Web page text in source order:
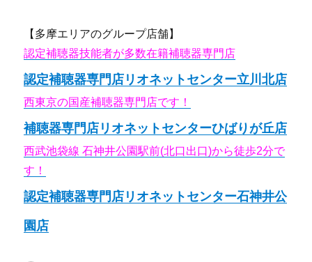
【多摩エリアのグループ店舗】
認定補聴器技能者が多数在籍補聴器専門店
認定補聴器専門店リオネットセンター立川北店
西東京の国産補聴器専門店です！
補聴器専門店リオネットセンターひばりが丘店
西武池袋線 石神井公園駅前(北口出口)から徒歩2分で
す！
認定補聴器専門店リオネットセンター石神井公
園店